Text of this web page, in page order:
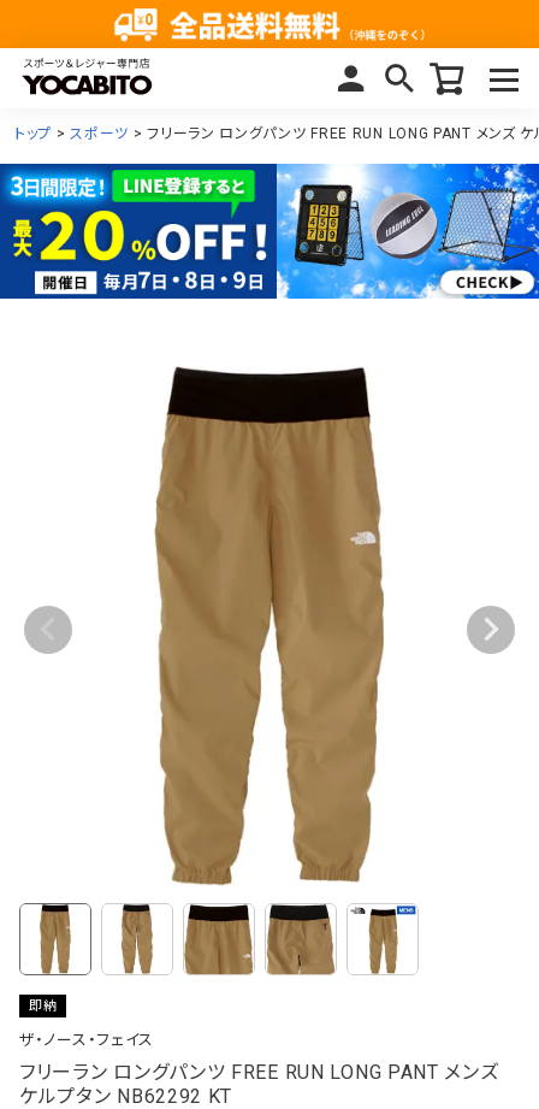
トップ スポーツ フリーラン ロングパンツ FREE RUN LONG PANT メンズ
即納
ザ・ノース・フェイス
フリーラン ロングパンツ FREE RUN LONG PANT メンズ
ケルプタン NB62292 KT